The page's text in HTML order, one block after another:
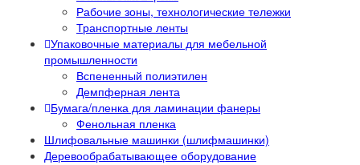
Рабочие зоны, технологические тележки
Транспортные ленты
Упаковочные материалы для мебельной
промышленности
Вспененный полиэтилен
Демпферная лента
Бумага/пленка для ламинации фанеры
Фенольная пленка
Шлифовальные машинки (шлифмашинки)
Деревообрабатывающее оборудование